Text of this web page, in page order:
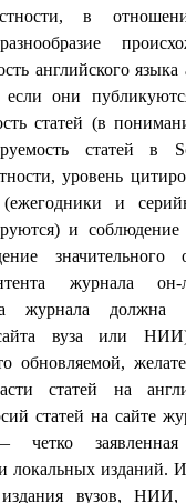
в
английского
они
статей (в
статей в
уровень
(ежегодники и
и соблюдение
значительного
журнала
журнала должна
вуза или
обновляемой,
статей на
статей на сайте
заявленная
локальных изданий.
вузов, НИИ,